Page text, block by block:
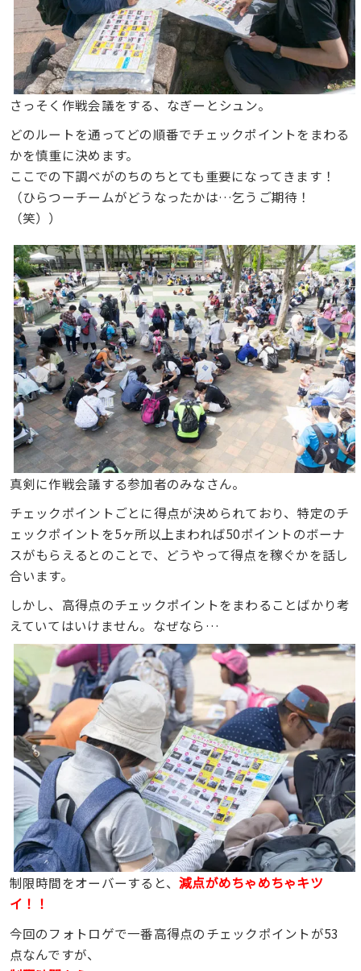
さっそく作戦会議をする、なぎーとシュン。
どのルートを通ってどの順番でチェックポイントをまわる
かを慎重に決めます。
ここでの下調べがのちのちとても重要になってきます！
（ひらつーチームがどうなったかは…乞うご期待！
（笑））
真剣に作戦会議する参加者のみなさん。
チェックポイントごとに得点が決められており、特定のチ
ェックポイントを5ヶ所以上まわれば50ポイントのボーナ
スがもらえるとのことで、どうやって得点を稼ぐかを話し
合います。
しかし、高得点のチェックポイントをまわることばかり考
えていてはいけません。なぜなら…
制限時間をオーバーすると、減点がめちゃめちゃキツ
イ！！
今回のフォトロゲで一番高得点のチェックポイントが53
点なんですが、